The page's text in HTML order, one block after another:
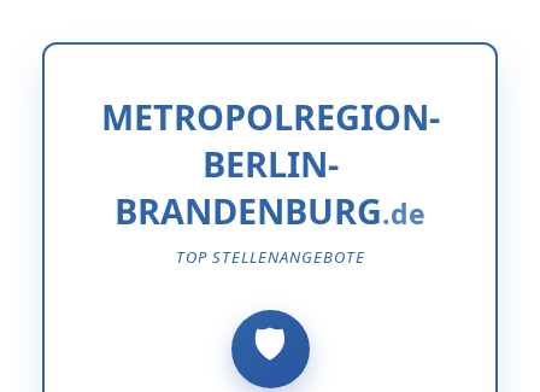
METROPOLREGION-
BERLIN-
BRANDENBURG
TOP STELLENANGEBOTE